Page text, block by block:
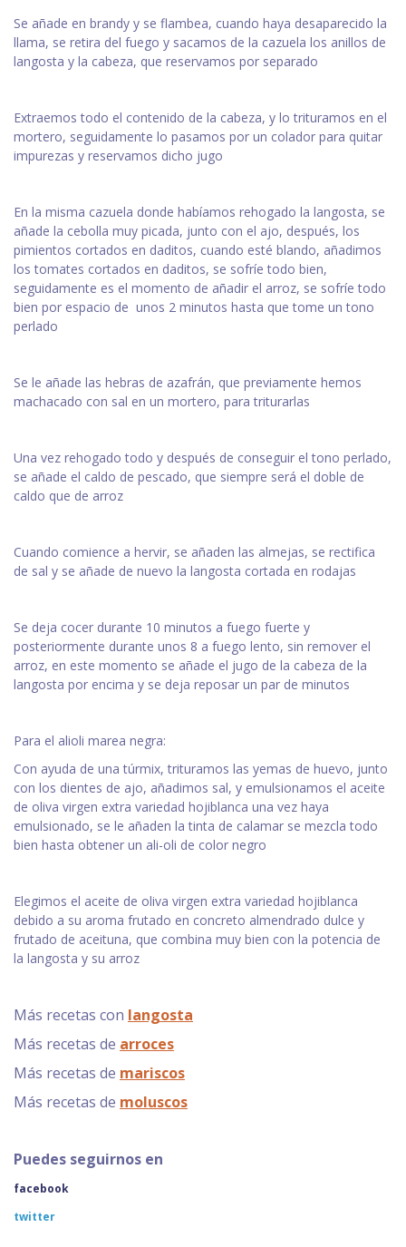
Se añade en brandy y se flambea, cuando haya desaparecido la
llama, se retira del fuego y sacamos de la cazuela los anillos de
langosta y la cabeza, que reservamos por separado
Extraemos todo el contenido de la cabeza, y lo trituramos en el
mortero, seguidamente lo pasamos por un colador para quitar
impurezas y reservamos dicho jugo
En la misma cazuela donde habíamos rehogado la langosta, se
añade la cebolla muy picada, junto con el ajo, después, los
pimientos cortados en daditos, cuando esté blando, añadimos
los tomates cortados en daditos, se sofríe todo bien,
seguidamente es el momento de añadir el arroz, se sofríe todo
bien por espacio de unos 2 minutos hasta que tome un tono
perlado
Se le añade las hebras de azafrán, que previamente hemos
machacado con sal en un mortero, para triturarlas
Una vez rehogado todo y después de conseguir el tono perlado,
se añade el caldo de pescado, que siempre será el doble de
caldo que de arroz
Cuando comience a hervir, se añaden las almejas, se rectifica
de sal y se añade de nuevo la langosta cortada en rodajas
Se deja cocer durante 10 minutos a fuego fuerte y
posteriormente durante unos 8 a fuego lento, sin remover el
arroz, en este momento se añade el jugo de la cabeza de la
langosta por encima y se deja reposar un par de minutos
Para el alioli marea negra:
Con ayuda de una túrmix, trituramos las yemas de huevo, junto
con los dientes de ajo, añadimos sal, y emulsionamos el aceite
de oliva virgen extra variedad hojiblanca una vez haya
emulsionado, se le añaden la tinta de calamar se mezcla todo
bien hasta obtener un ali-oli de color negro
Elegimos el aceite de oliva virgen extra variedad hojiblanca
debido a su aroma frutado en concreto almendrado dulce y
frutado de aceituna, que combina muy bien con la potencia de
la langosta y su arroz
Más recetas con langosta
Más recetas de arroces
Más recetas de mariscos
Más recetas de moluscos
Puedes seguirnos en
facebook
twitter